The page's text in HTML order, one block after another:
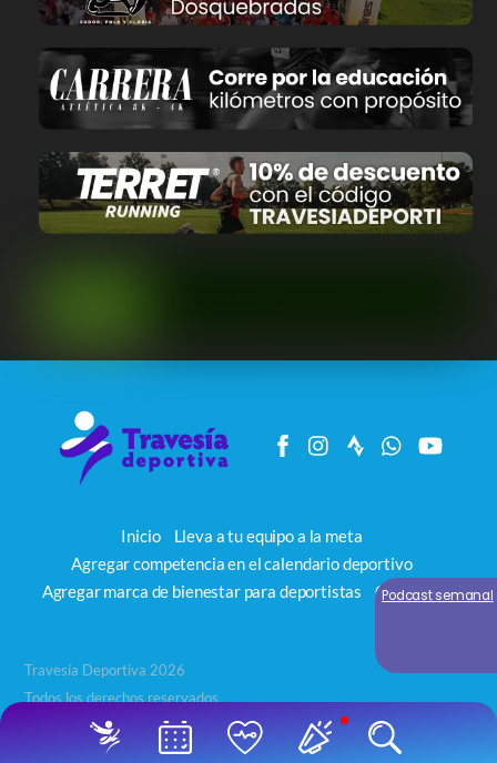
Inicio
Lleva a tu equipo a la meta
Agregar competencia en el calendario deportivo
Agregar marca de bienestar para deportistas
Contacto
Travesía Deportiva 2026
Todos los derechos reservados
Podcast semanal